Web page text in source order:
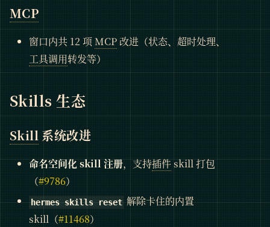
MCP
窗口内共 12 项MCP 改进（状态、超时处理、
工具调用转发等）
Skills 生态
Skill 系统改进
命名空间化 skill 注册，支持插件skill 打包
（#9786）
hermes skills reset 解除卡住的内置
skill（#11468）